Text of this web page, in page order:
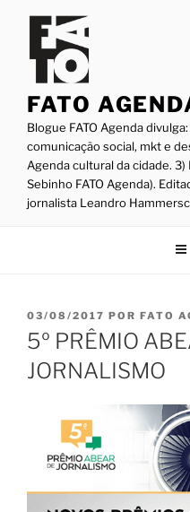
conteúdo
FATO
Blogue FATO Agenda
comunicação social, mkt e
Agenda cultural da cidade.
Sebinho FATO Agenda).
jornalista Leandro
PUBLICADO
EM
03/08/2017 POR FATO
5º PRÊMIO
JORNALISMO